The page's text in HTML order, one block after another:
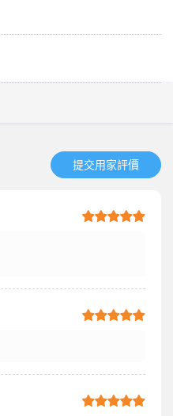
提交用家評價​